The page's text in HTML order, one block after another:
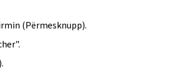
(Përmesknupp).
).